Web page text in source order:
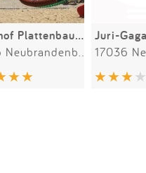
Innenhof Plattenbau-Siedlung Juri-